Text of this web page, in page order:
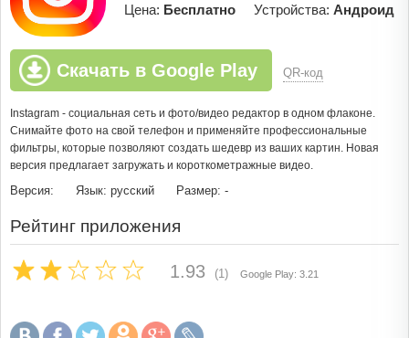
Цена: Бесплатно Устройства: Андроид
Скачать в Google Play QR-код
Instagram - социальная сеть и фото/видео редактор в одном флаконе.
Снимайте фото на свой телефон и применяйте профессиональные
фильтры, которые позволяют создать шедевр из ваших картин. Новая
версия предлагает загружать и короткометражные видео.
Версия: Язык: русский Размер: -
Рейтинг приложения
1.93 (1) Google Play: 3.21